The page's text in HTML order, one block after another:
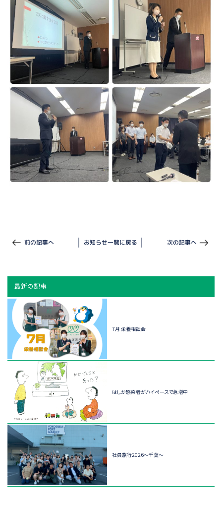
前の記事へ お知らせ一覧に戻る 次の記事へ
最新の記事
7月 栄養相談会
はしか感染者がハイペースで急増中
社員旅行2026～千葉～